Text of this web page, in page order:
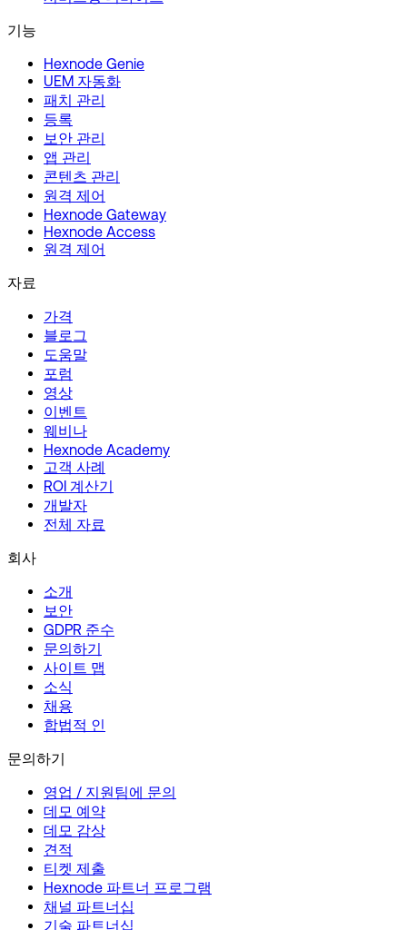
기능
Hexnode Genie
UEM 자동화
패치 관리
등록
보안 관리
앱 관리
콘텐츠 관리
원격 제어
Hexnode Gateway
Hexnode Access
원격 제어
자료
가격
블로그
도움말
포럼
영상
이벤트
웨비나
Hexnode Academy
고객 사례
ROI 계산기
개발자
전체 자료
회사
소개
보안
GDPR 준수
문의하기
사이트 맵
소식
채용
합법적 인
문의하기
영업 / 지원팀에 문의
데모 예약
데모 감상
견적
티켓 제출
Hexnode 파트너 프로그램
채널 파트너십
기술 파트너십